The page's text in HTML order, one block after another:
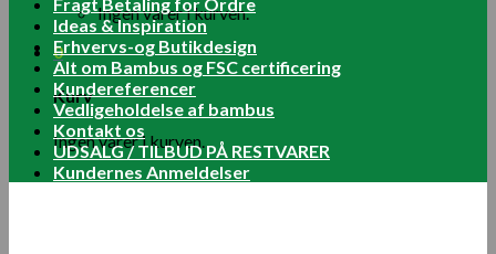
Ingen varer i kurven.
0
Kurv
Ingen varer i kurven.
Ideas & Inspiration
Erhvervs-og Butikdesign
Alt om Bambus og FSC certificering
Kundereferencer
Vedligeholdelse af bambus
Kontakt os
UDSALG / TILBUD PÅ RESTVARER
Kundernes Anmeldelser